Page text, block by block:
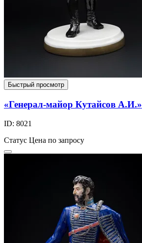
Быстрый просмотр
«Генерал-майор Кутайсов А.И.»
ID: 8021
Статус Цена по запросу